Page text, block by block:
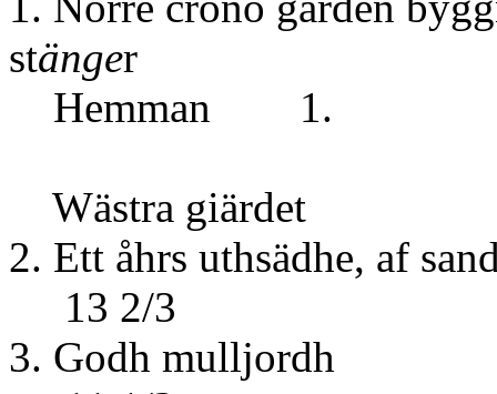
stänger
Hemman 1.
Wästra giärdet
2. Ett åhrs
13 2/3
3. Godh